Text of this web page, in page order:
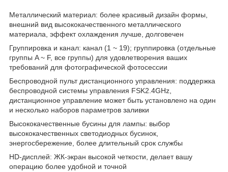
Металлический материал: более красивый дизайн формы,
внешний вид высококачественного металлического
материала, эффект охлаждения лучше, долговечен
Группировка и канал: канал (1 ~ 19); группировка (отдельные
группы A ~ F, все группы) для удовлетворения ваших
требований для фотографической фотосессии
Беспроводной пульт дистанционного управления: поддержка
беспроводной системы управления FSK2.4GHz,
дистанционное управление может быть установлено на один
и несколько наборов параметров заливки
Высококачественные бусины для лампы: выбор
высококачественных светодиодных бусинок,
энергосбережение, более длительный срок службы
HD-дисплей: ЖК-экран высокой четкости, делает вашу
операцию более удобной и точной